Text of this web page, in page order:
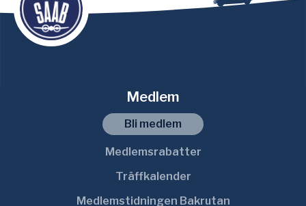
Medlem
Bli medlem
Medlemsrabatter
Träffkalender
Medlemstidningen Bakrutan